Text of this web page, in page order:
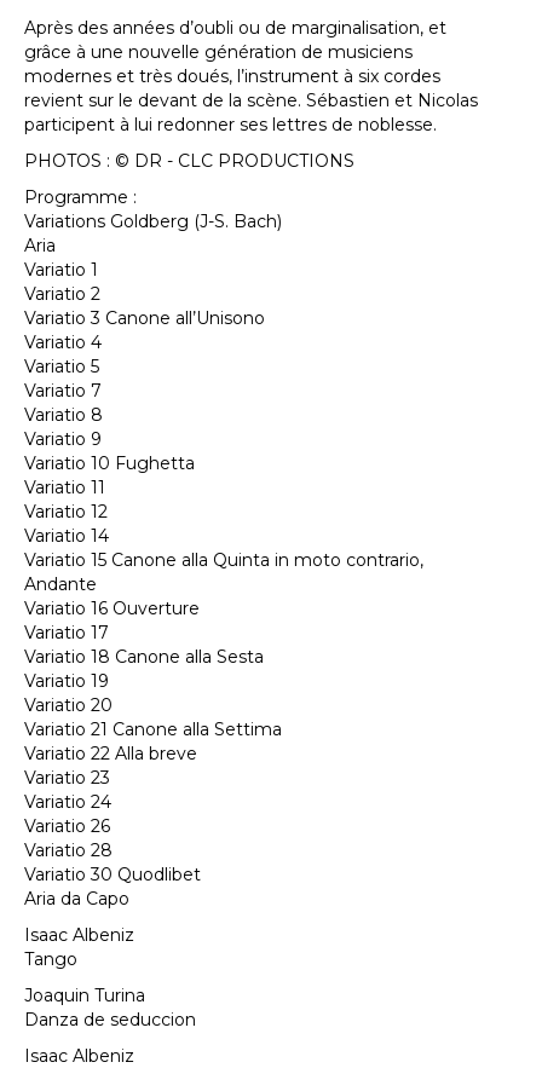
Après des années d’oubli ou de marginalisation, et
grâce à une nouvelle génération de musiciens
modernes et très doués, l’instrument à six cordes
revient sur le devant de la scène. Sébastien et Nicolas
participent à lui redonner ses lettres de noblesse.
PHOTOS : © DR - CLC PRODUCTIONS
Programme :
Variations Goldberg (J-S. Bach)
Aria
Variatio 1
Variatio 2
Variatio 3 Canone all’Unisono
Variatio 4
Variatio 5
Variatio 7
Variatio 8
Variatio 9
Variatio 10 Fughetta
Variatio 11
Variatio 12
Variatio 14
Variatio 15 Canone alla Quinta in moto contrario,
Andante
Variatio 16 Ouverture
Variatio 17
Variatio 18 Canone alla Sesta
Variatio 19
Variatio 20
Variatio 21 Canone alla Settima
Variatio 22 Alla breve
Variatio 23
Variatio 24
Variatio 26
Variatio 28
Variatio 30 Quodlibet
Aria da Capo
Isaac Albeniz
Tango
Joaquin Turina
Danza de seduccion
Isaac Albeniz